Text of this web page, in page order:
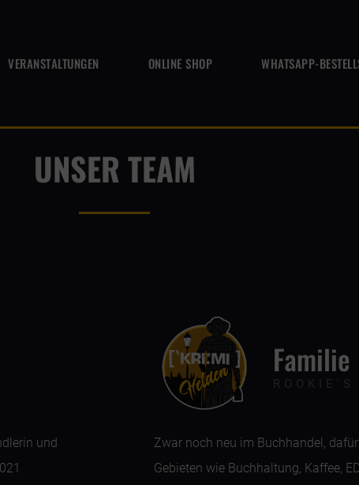
VERANSTALTUNGEN ONLINE SHOP WHATSAPP-
UNSER TEAM
und
Familie
ROOKIE'S
Zwar noch neu im Buchhandel,
Gebieten wie Buchhaltung, Kaffee,